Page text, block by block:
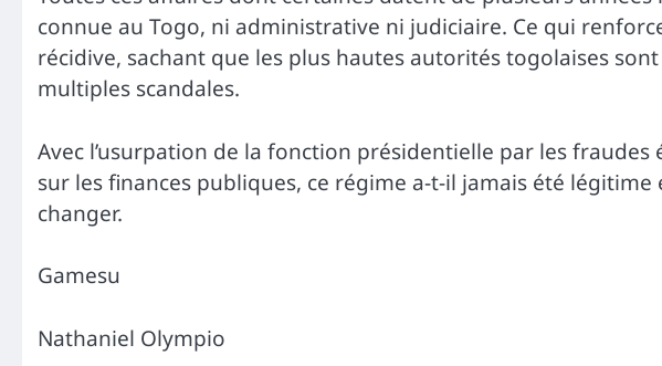
connue au Togo, ni administrative ni judiciaire. Ce qui
récidive, sachant que les plus hautes autorités togolaises
multiples scandales.
Avec l’usurpation de la fonction présidentielle par les fraudes
sur les finances publiques, ce régime a-t-il jamais été
changer.
Gamesu
Nathaniel Olympio